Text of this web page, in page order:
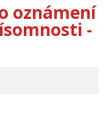
oznámení
-